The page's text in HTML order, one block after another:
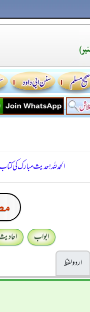
الحمدللہ! حدیث مبارک کی
ابواب
اردو لفظ